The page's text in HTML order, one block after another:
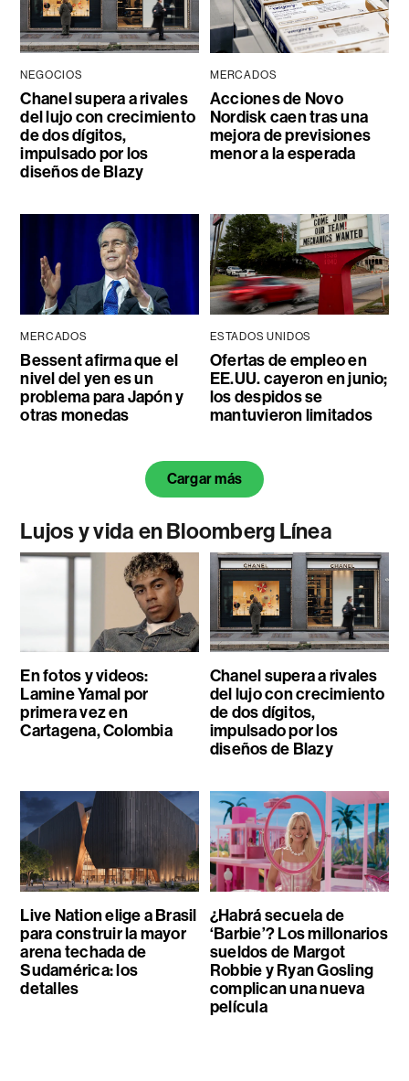
NEGOCIOS
Chanel supera a rivales
del lujo con crecimiento
de dos dígitos,
impulsado por los
diseños de Blazy
MERCADOS
Acciones de Novo
Nordisk caen tras una
mejora de previsiones
menor a la esperada
MERCADOS
Bessent afirma que el
nivel del yen es un
problema para Japón y
otras monedas
ESTADOS UNIDOS
Ofertas de empleo en
EE.UU. cayeron en junio;
los despidos se
mantuvieron limitados
Cargar más
Lujos y vida en Bloomberg Línea
En fotos y videos:
Lamine Yamal por
primera vez en
Cartagena, Colombia
Chanel supera a rivales
del lujo con crecimiento
de dos dígitos,
impulsado por los
diseños de Blazy
Live Nation elige a Brasil
para construir la mayor
arena techada de
Sudamérica: los
detalles
¿Habrá secuela de
‘Barbie’? Los millonarios
sueldos de Margot
Robbie y Ryan Gosling
complican una nueva
película